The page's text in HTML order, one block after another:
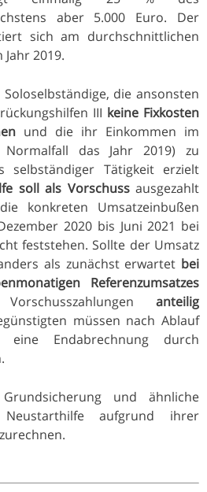
aber 5.000 Euro. Der
sich am durchschnittlichen
2019.
die ansonsten
III keine Fixkosten
und die ihr Einkommen im
Normalfall das Jahr 2019) zu
selbständiger Tätigkeit erzielt
soll als Vorschussausgezahlt
konkreten Umsatzeinbußen
2020 bis Juni 2021 bei
feststehen. Sollte der Umsatz
als zunächst erwartet bei
Referenzumsatzes
anteilig
müssen nach Ablauf
eine Endabrechnung durch
und ähnliche
aufgrund ihrer